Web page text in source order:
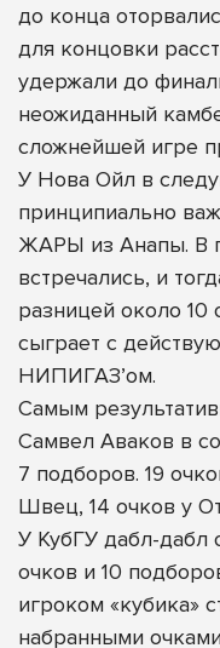
до конца
для концовки
удержали до
неожиданный
сложнейшей игре
У Нова Ойл в
принципиально
ЖАРЫ из Анапы. В
встречались, и
разницей около 10
сыграет с
НИПИГАЗ’ом.
Самым
Самвел Аваков в
7 подборов. 19
Швец, 14 очков у
У КубГУ дабл-дабл
очков и 10
игроком «кубика»
набранными